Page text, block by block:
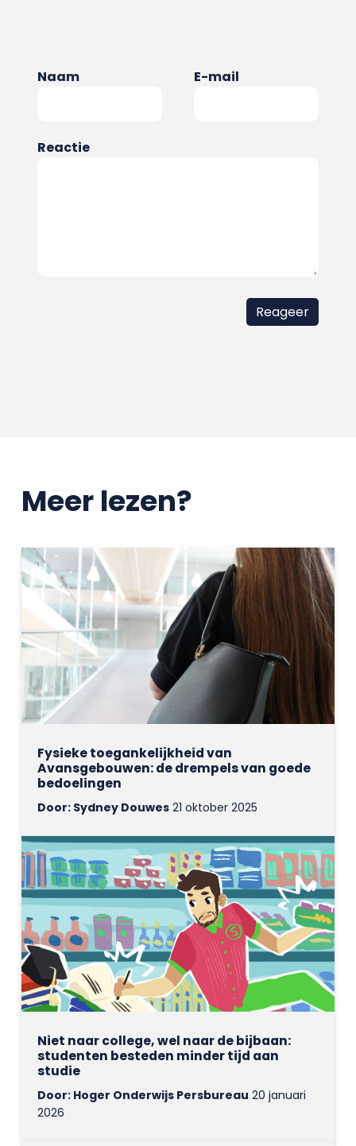
Naam E-mail
Reactie
Meer lezen?
Fysieke toegankelijkheid van
Avansgebouwen: de drempels van goede
bedoelingen
Door: Sydney Douwes21 oktober 2025
Niet naar college, wel naar de bijbaan:
studenten besteden minder tijd aan
studie
Door: Hoger Onderwijs Persbureau 20 januari
2026